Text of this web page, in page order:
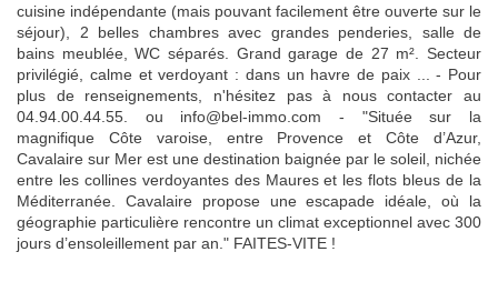
cuisine indépendante (mais pouvant facilement être ouverte sur le
séjour), 2 belles chambres avec grandes penderies, salle de
bains meublée, WC séparés. Grand garage de 27 m². Secteur
privilégié, calme et verdoyant : dans un havre de paix ... - Pour
plus de renseignements, n'hésitez pas à nous contacter au
04.94.00.44.55. ou info@bel-immo.com - "Située sur la
magnifique Côte varoise, entre Provence et Côte d’Azur,
Cavalaire sur Mer est une destination baignée par le soleil, nichée
entre les collines verdoyantes des Maures et les flots bleus de la
Méditerranée. Cavalaire propose une escapade idéale, où la
géographie particulière rencontre un climat exceptionnel avec 300
jours d’ensoleillement par an." FAITES-VITE !